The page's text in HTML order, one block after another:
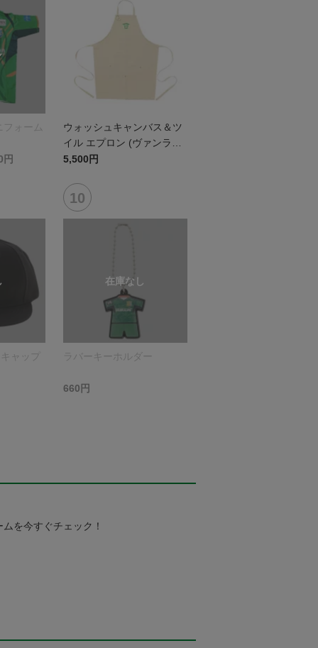
ォーム
ウォッシュキャンバス＆ツ
イル エプロン (ヴァンラー
レ八戸)
5,500円
ャップ ラバーキーホルダー
660円
を今すぐチェック！